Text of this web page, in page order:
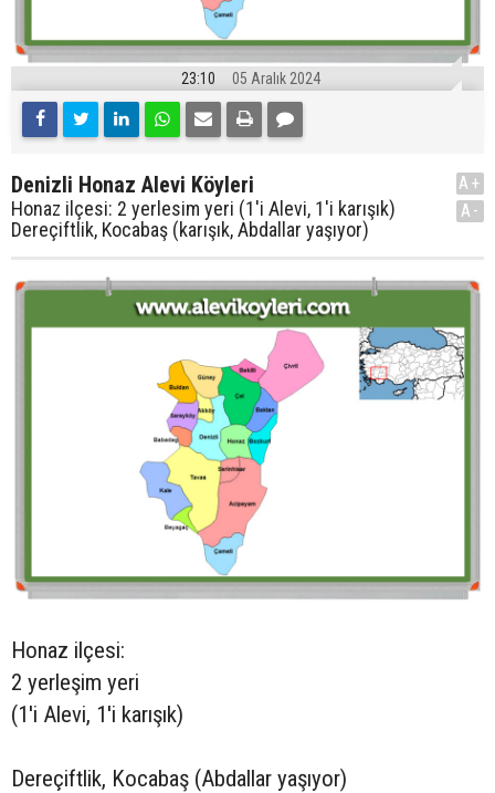
23:10 05 Aralık 2024
Denizli Honaz Alevi Köyleri
Honaz ilçesi: 2 yerlesim yeri (1'i Alevi, 1'i karışık)
Dereçiftlik, Kocabaş (karışık, Abdallar yaşıyor)
A+
A-
Honaz ilçesi:
2 yerleşim yeri
(1'i Alevi, 1'i karışık)
Dereçiftlik, Kocabaş (Abdallar yaşıyor)